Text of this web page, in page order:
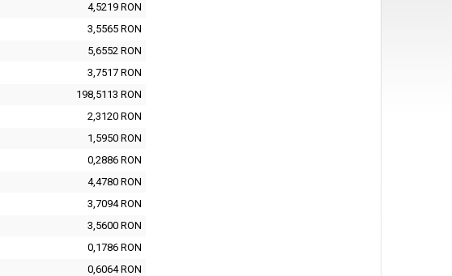
4,5219 RON
3,5565 RON
5,6552 RON
3,7517 RON
198,5113 RON
2,3120 RON
1,5950 RON
0,2886 RON
4,4780 RON
3,7094 RON
3,5600 RON
0,1786 RON
0,6064 RON